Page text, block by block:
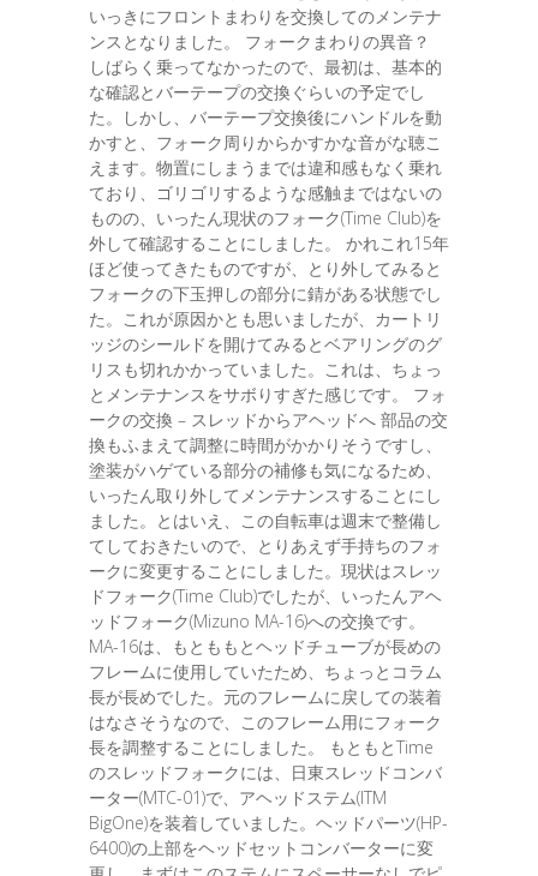
いっきにフロントまわりを交換してのメンテナ
ンスとなりました。 フォークまわりの異音？
しばらく乗ってなかったので、最初は、基本的
な確認とバーテープの交換ぐらいの予定でし
た。しかし、バーテープ交換後にハンドルを動
かすと、フォーク周りからかすかな音がな聴こ
えます。物置にしまうまでは違和感もなく乗れ
ており、ゴリゴリするような感触まではないの
ものの、いったん現状のフォーク(Time Club)を
外して確認することにしました。 かれこれ15年
ほど使ってきたものですが、とり外してみると
フォークの下玉押しの部分に錆がある状態でし
た。これが原因かとも思いましたが、カートリ
ッジのシールドを開けてみるとベアリングのグ
リスも切れかかっていました。これは、ちょっ
とメンテナンスをサボりすぎた感じです。 フォ
ークの交換 – スレッドからアヘッドへ 部品の交
換もふまえて調整に時間がかかりそうですし、
塗装がハゲている部分の補修も気になるため、
いったん取り外してメンテナンスすることにし
ました。とはいえ、この自転車は週末で整備し
てしておきたいので、とりあえず手持ちのフォ
ークに変更することにしました。現状はスレッ
ドフォーク(Time Club)でしたが、いったんアヘ
ッドフォーク(Mizuno MA-16)への交換です。
MA-16は、もとももとヘッドチューブが長めの
フレームに使用していたため、ちょっとコラム
長が長めでした。元のフレームに戻しての装着
はなさそうなので、このフレーム用にフォーク
長を調整することにしました。 もともとTime
のスレッドフォークには、日東スレッドコンバ
ーター(MTC-01)で、アヘッドステム(ITM
BigOne)を装着していました。ヘッドパーツ(HP-
6400)の上部をヘッドセットコンバーターに変